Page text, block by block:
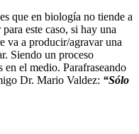
que en biología no tiende a
este caso, si hay una
va a producir/agravar una
Siendo un proceso
el medio. Parafraseando
Dr. Mario Valdez: “Sólo